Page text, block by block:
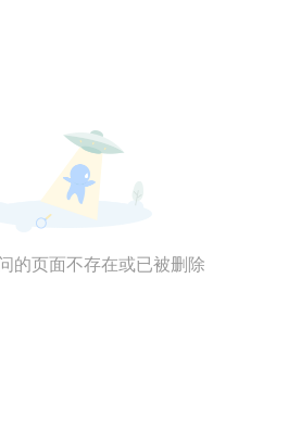
的页面不存在或已被删除